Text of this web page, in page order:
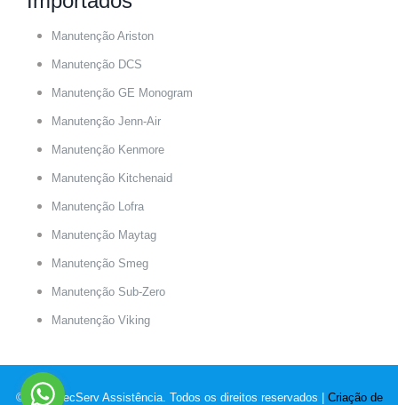
Manutenção Ariston
Manutenção DCS
Manutenção GE Monogram
Manutenção Jenn-Air
Manutenção Kenmore
Manutenção Kitchenaid
Manutenção Lofra
Manutenção Maytag
Manutenção Smeg
Manutenção Sub-Zero
Manutenção Viking
© 2022 TecServ Assistência. Todos os direitos reservados | Criação de